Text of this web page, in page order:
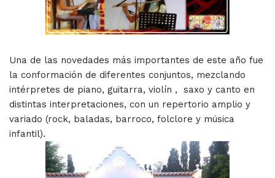
Una de las novedades más importantes de este año fue
la conformación de diferentes conjuntos, mezclando
intérpretes de piano, guitarra, violín , saxo y canto en
distintas interpretaciones, con un repertorio amplio y
variado (rock, baladas, barroco, folclore y música
infantil).